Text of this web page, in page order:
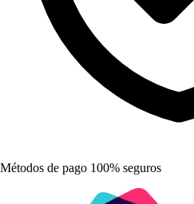
Métodos de pago 100% seguros